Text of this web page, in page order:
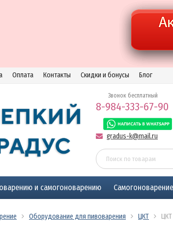
Оплата Контакты Скидки и бонусы Блог
8-984-333-67-90
Звонок бесплатный
gradus-k@mail.ru
и самогоноварению Самогоноварение
Оборудование для пивоварения ЦКТ ЦКТ